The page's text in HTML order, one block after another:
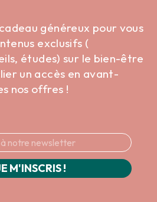
généreux pour vous
exclusifs (
études) sur le bien-être
un accès en avant-
nos offres !
M'INSCRIS !